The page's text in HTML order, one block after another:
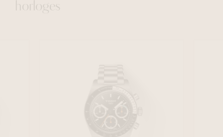
horloges